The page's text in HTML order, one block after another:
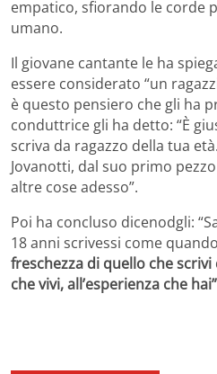
empatico, sfiorando le corde
umano.
Il giovane cantante le ha
essere considerato “un
è questo pensiero che gli ha
conduttrice gli ha detto: “È
scriva da ragazzo della tua
Jovanotti, dal suo primo
altre cose adesso”.
Poi ha concluso dicenodgli:
18 anni scrivessi come
freschezza di quello che
che vivi, all’esperienza che